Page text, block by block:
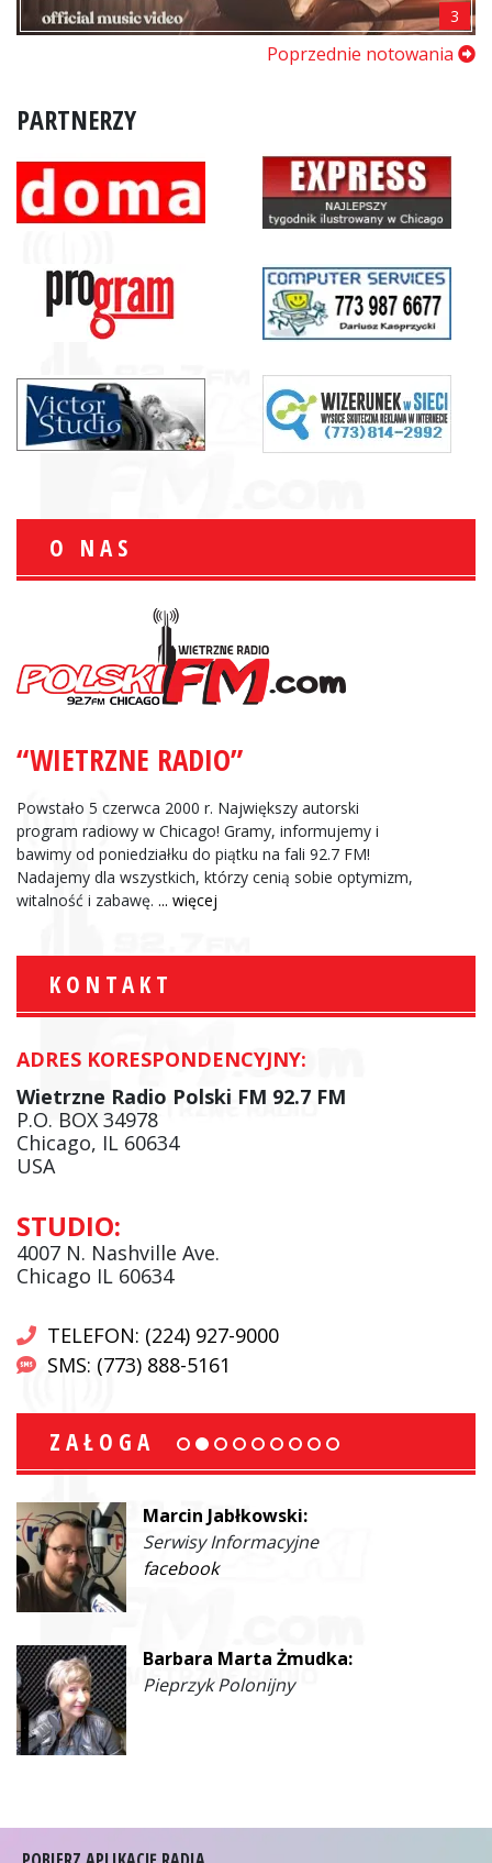
3
Poprzednie notowania
PARTNERZY
O NAS
“WIETRZNE RADIO”
Powstało 5 czerwca 2000 r. Największy autorski
program radiowy w Chicago! Gramy, informujemy i
bawimy od poniedziałku do piątku na fali 92.7 FM!
Nadajemy dla wszystkich, którzy cenią sobie optymizm,
witalność i zabawę. ... więcej
KONTAKT
ADRES KORESPONDENCYJNY:
Wietrzne Radio Polski FM 92.7 FM
P.O. BOX 34978
Chicago, IL 60634
USA
STUDIO:
4007 N. Nashville Ave.
Chicago IL 60634
TELEFON: (224) 927-9000
SMS: (773) 888-5161
ZAŁOGA
Marcin Jabłkowski:
Serwisy Informacyjne
facebook
Barbara Marta Żmudka:
Pieprzyk Polonijny